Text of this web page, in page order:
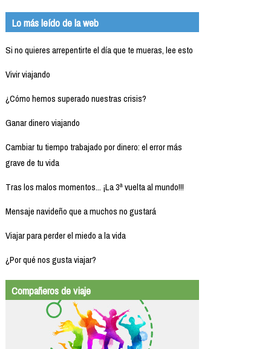
Lo más leído de la web
Si no quieres arrepentirte el día que te mueras, lee esto
Vivir viajando
¿Cómo hemos superado nuestras crisis?
Ganar dinero viajando
Cambiar tu tiempo trabajado por dinero: el error más
grave de tu vida
Tras los malos momentos... ¡La 3ª vuelta al mundo!!!
Mensaje navideño que a muchos no gustará
Viajar para perder el miedo a la vida
¿Por qué nos gusta viajar?
Compañeros de viaje